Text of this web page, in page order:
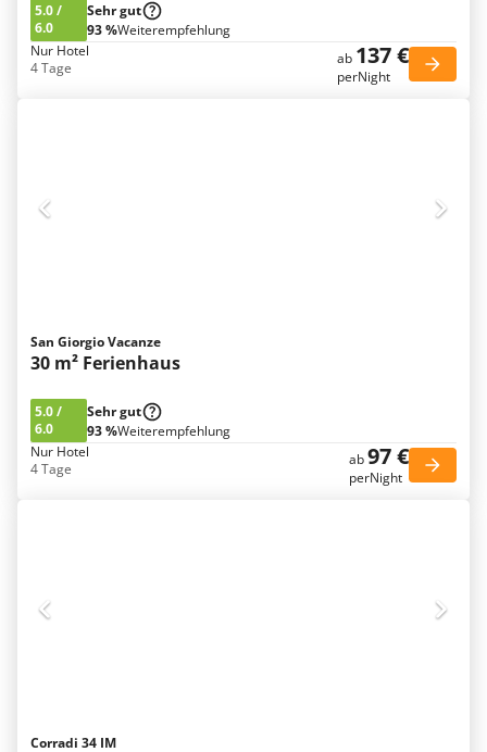
5.0/
6.0
Sehr gut
93 %Weiterempfehlung
Nur Hotel
4 Tage
ab 137 €
perNight
San Giorgio Vacanze
30 m² Ferienhaus
5.0/
6.0
Sehr gut
93 %Weiterempfehlung
Nur Hotel
4 Tage
ab97 €
perNight
Corradi 34 IM